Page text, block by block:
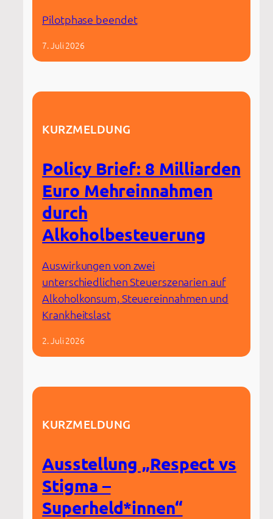
Pilotphase beendet
7. Juli 2026
KURZMELDUNG
Policy Brief: 8 Milliarden
Euro Mehreinnahmen
durch
Alkoholbesteuerung
Auswirkungen von zwei
unterschiedlichen Steuerszenarien auf
Alkoholkonsum, Steuereinnahmen und
Krankheitslast
2. Juli 2026
KURZMELDUNG
Ausstellung „Respect vs
Stigma –
Superheld*innen“